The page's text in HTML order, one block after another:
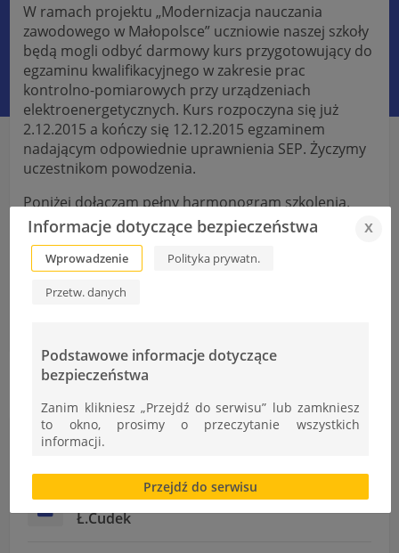
W ramach projektu „Modernizacja nauczania
zawodowego w Małopolsce” uczniowie naszej szkoły
będą mogli odbyć darmowy kurs przygotowujący do
egzaminu kwalifikacyjnego w zakresie prac
kontrolno-pomiarowych przy urządzeniach
elektroenergetycznych. Kurs rozpoczyna się już
2.12.2015 a kończy się 12.12.2015 egzaminem
nadającym odpowiednie uprawnienia SEP. Życzymy
uczestnikom powodzenia.
Poniżej dołączam pełny harmonogram szkolenia.
SEP_HARMONOGRAM SZKOLENIA_XII-Moscice
Podziękowanie
Informacje
Autor:
Ł.Cudek
Informacje dotyczące bezpieczeństwa x
Wprowadzenie Polityka prywatn.
Przetw. danych
Podstawowe informacje dotyczące
bezpieczeństwa
Zanim klikniesz „Przejdź do serwisu” lub zamkniesz
to okno, prosimy o przeczytanie wszystkich
informacji.
Brak zgody bądź ograniczenie funkcjonalności plików
cookies lub local storage, może utrudnić lub
uniemożliwić korzystanie z Serwisu.
Przejdź do serwisu